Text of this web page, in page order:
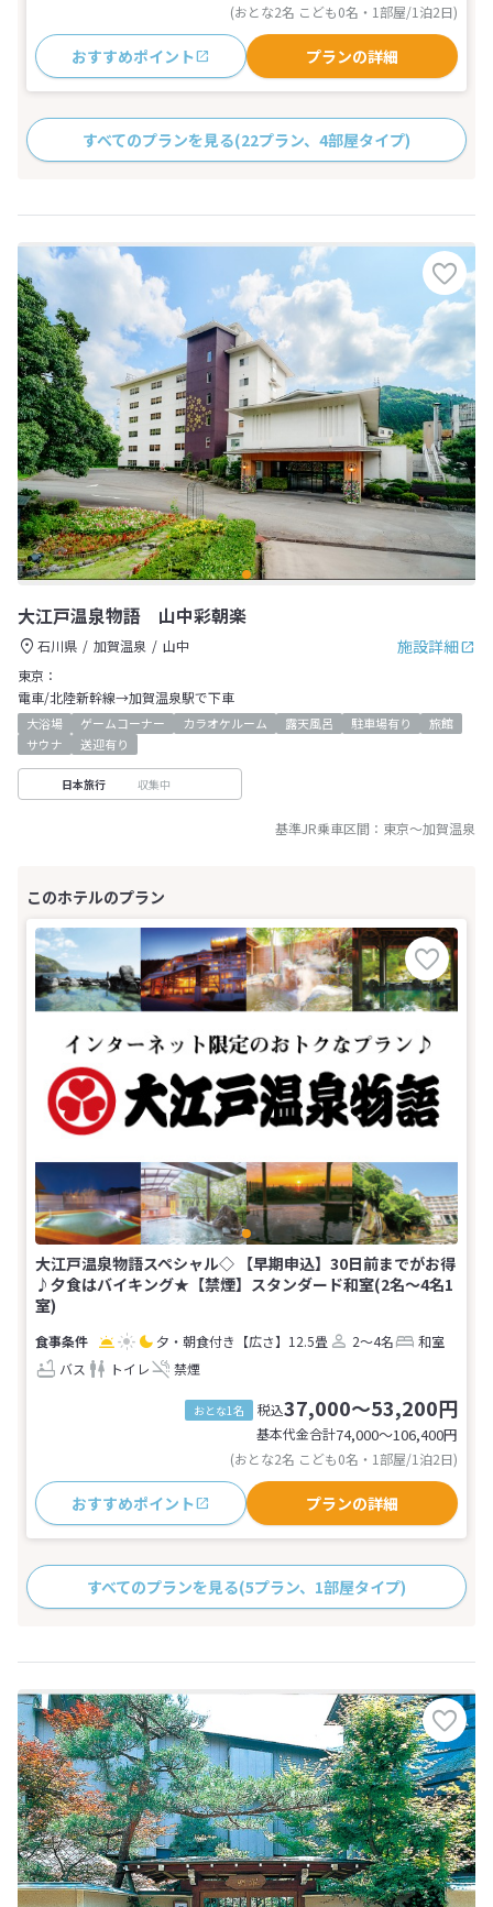
(おとな2名 こども0名・1部屋/1泊2日)
おすすめポイント プランの詳細
すべてのプランを見る(22プラン、4部屋タイプ)
大江戸温泉物語 山中彩朝楽
施設詳細
石川県 加賀温泉
山中
東京：
電車/北陸新幹線→加賀温泉駅で下車
大浴場 ゲームコーナー カラオケルーム 露天風呂 駐車場有り
旅館
サウナ
送迎有り
日本旅行 収集中
基準JR乗車区間： 東京～加賀温泉
大江戸温泉物語スペシャル◇ 【早期申込】30日前までがお得
♪夕食はバイキング★【禁煙】スタンダード和室(2名～4名1
室)
夕・朝食付き 【広さ】12.5畳 2～4名
和室
バス
トイレ 禁煙
おとな1名 税込37,000～53,200円
基本代金合計74,000〜106,400円
(おとな2名 こども0名・1部屋/1泊2日)
おすすめポイント プランの詳細
すべてのプランを見る(5プラン、1部屋タイプ)